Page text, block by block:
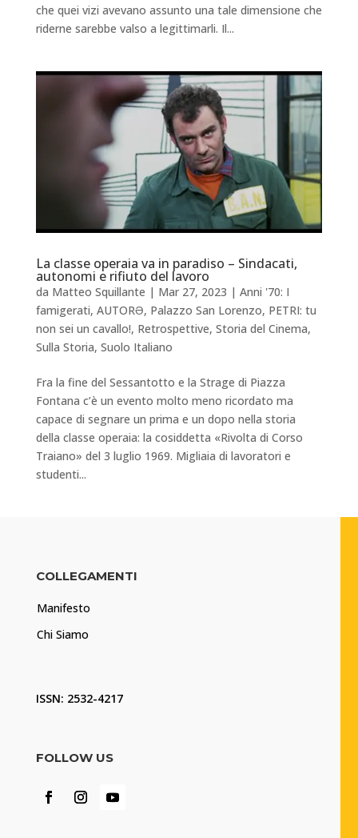
che quei vizi avevano assunto una tale dimensione che
riderne sarebbe valso a legittimarli. Il...
La classe operaia va in paradiso – Sindacati,
autonomi e rifiuto del lavoro
da Matteo Squillante | Mar 27, 2023 | Anni '70: I
famigerati, AUTORƏ, Palazzo San Lorenzo, PETRI: tu
non sei un cavallo!, Retrospettive, Storia del Cinema,
Sulla Storia, Suolo Italiano
Fra la fine del Sessantotto e la Strage di Piazza
Fontana c’è un evento molto meno ricordato ma
capace di segnare un prima e un dopo nella storia
della classe operaia: la cosiddetta «Rivolta di Corso
Traiano» del 3 luglio 1969. Migliaia di lavoratori e
studenti...
COLLEGAMENTI
Manifesto
Chi Siamo
ISSN: 2532-4217
FOLLOW US